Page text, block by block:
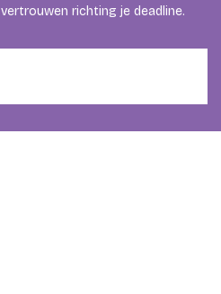
richting je deadline.